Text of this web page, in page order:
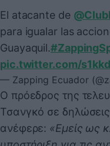
El atacante de
para igualar las
Guayaquil.
pic.twitter.com/
— Zapping Ecuador
Ο πρόεδρος της
Τσανγκό σε
ανέφερε: «Εμείς ως